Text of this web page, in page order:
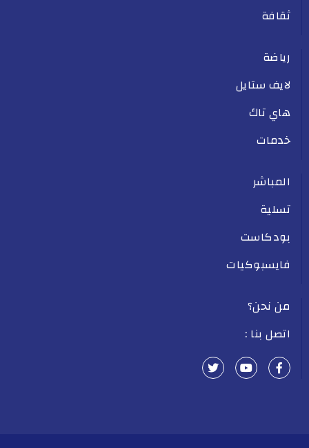
ثقافة
رياضة
لايف ستايل
هاي تاك
خدمات
المباشر
تسلية
بودكاست
فايسبوكيات
من نحن؟
اتصل بنا :